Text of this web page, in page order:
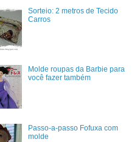
Sorteio: 2 metros de Tecido
Carros
Molde roupas da Barbie para
você fazer também
Passo-a-passo Fofuxa com
molde